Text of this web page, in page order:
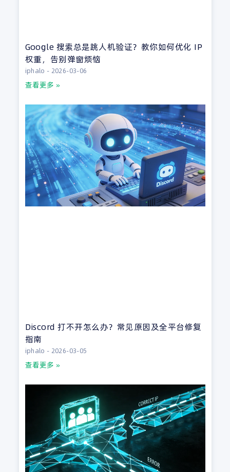
Google 搜索总是跳人机验证？教你如何优化 IP
权重，告别弹窗烦恼
iphalo 2026-03-06
查看更多 »
Discord 打不开怎么办？常见原因及全平台修复
指南
iphalo 2026-03-05
查看更多 »